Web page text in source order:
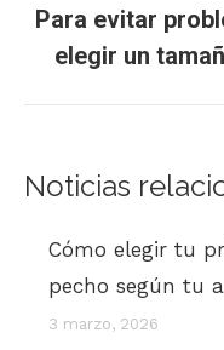
Para evitar
elegir un
Noticias
Cómo elegir tu
pecho según tu
3 marzo, 2026